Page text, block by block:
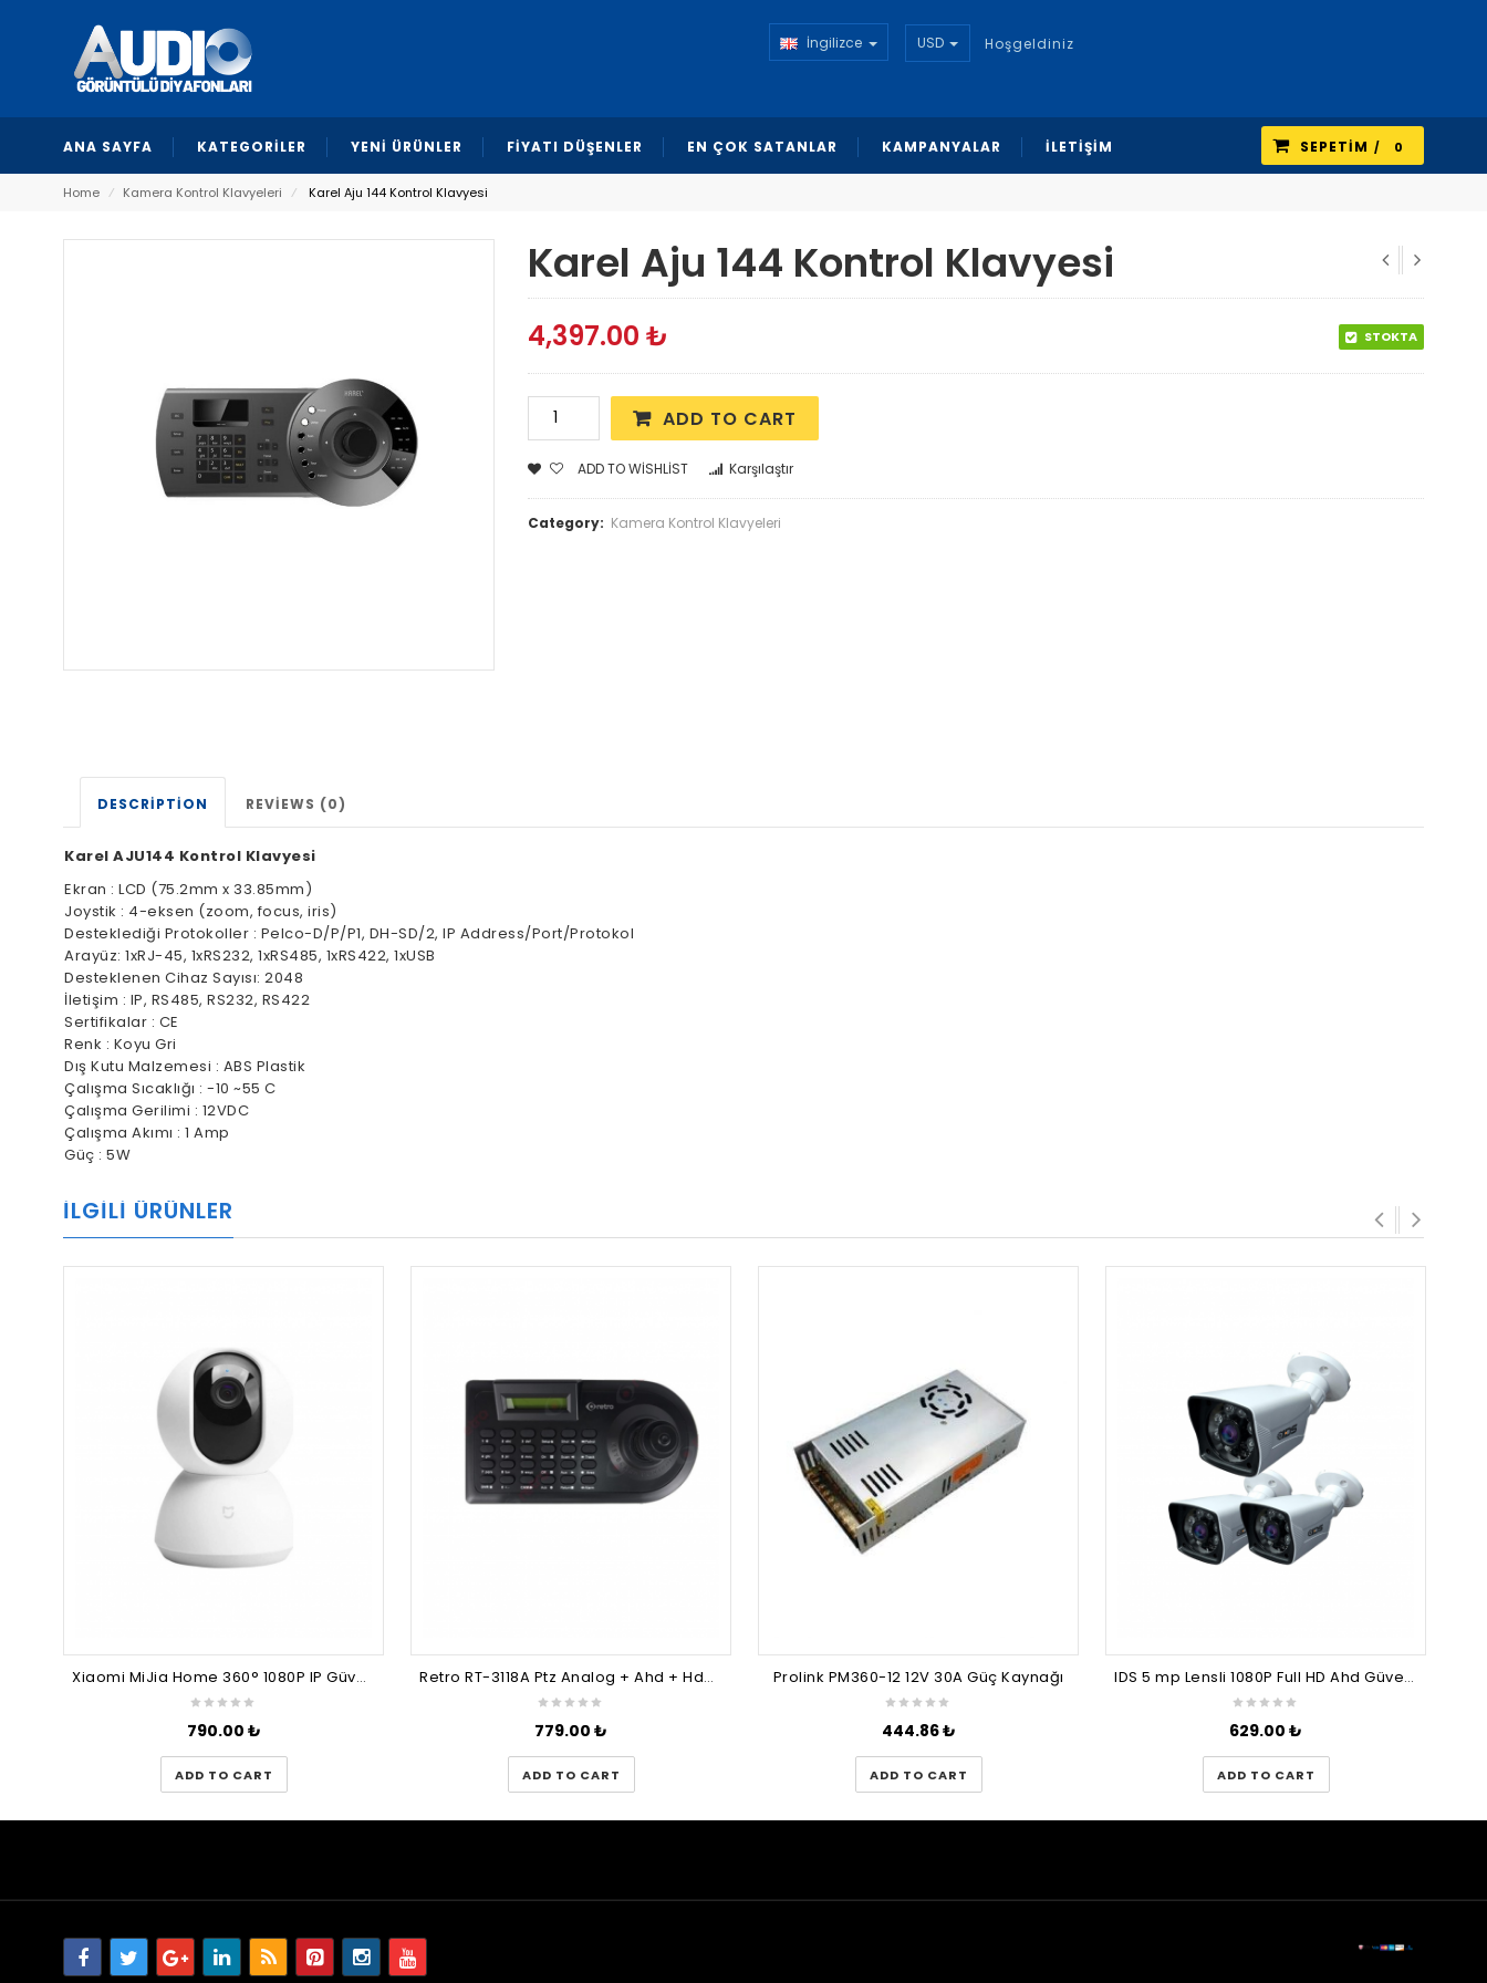
İngilizce USD Hoşgeldiniz
ANA SAYFA KATEGORİLER YENİ ÜRÜNLER FİYATI DÜŞENLER EN ÇOK SATANLAR KAMPANYALAR İLETİŞİM SEPETIM 0
Home ⁄ Kamera Kontrol Klavyeleri ⁄ Karel Aju 144 Kontrol Klavyesi
Karel Aju 144 Kontrol Klavyesi
4,397.00 ₺ STOKTA
ADD TO CART
ADD TO WISHLIST Karşılaştır
Category: Kamera Kontrol Klavyeleri
DESCRIPTION REVIEWS (0)
Karel AJU144 Kontrol Klavyesi
Ekran : LCD (75.2mm x 33.85mm)
Joystik : 4-eksen (zoom, focus, iris)
Desteklediği Protokoller : Pelco-D/P/P1, DH-SD/2, IP Address/Port/Protokol
Arayüz: 1xRJ-45, 1xRS232, 1xRS485, 1xRS422, 1xUSB
Desteklenen Cihaz Sayısı: 2048
İletişim : IP, RS485, RS232, RS422
Sertifikalar : CE
Renk : Koyu Gri
Dış Kutu Malzemesi : ABS Plastik
Çalışma Sıcaklığı : -10 ~55 C
Çalışma Gerilimi : 12VDC
Çalışma Akımı : 1 Amp
Güç : 5W
İLGILI ÜRÜNLER
Xiaomi MiJia Home 360° 1080P IP Güvenlik Kamerası
790.00 ₺
ADD TO CART
Retro RT-3118A Ptz Analog + Ahd + Hdcvı Kamera Kontrol Klavyesi
779.00 ₺
ADD TO CART
Prolink PM360-12 12V 30A Güç Kaynağı
444.86₺
ADD TO CART
IDS 5 mp Lensli 1080P Full HD Ahd Güvenlik Kamerası Kamera Sistemleri Için Gece Görüşlü Su Geçirmez 3 Adet
629.00 ₺
ADD TO CART